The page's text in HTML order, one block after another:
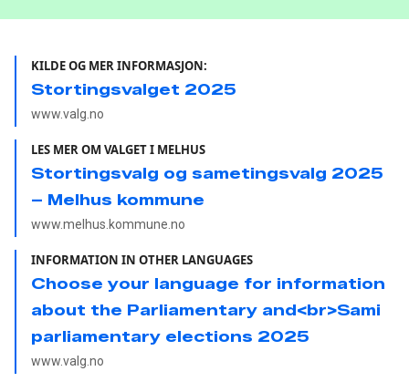
KILDE OG MER INFORMASJON:
Stortingsvalget 2025
www.valg.no
LES MER OM VALGET I MELHUS
Stortingsvalg og sametingsvalg 2025
– Melhus kommune
www.melhus.kommune.no
INFORMATION IN OTHER LANGUAGES
Choose your language for information
about the Parliamentary and<br>Sami
parliamentary elections 2025
www.valg.no